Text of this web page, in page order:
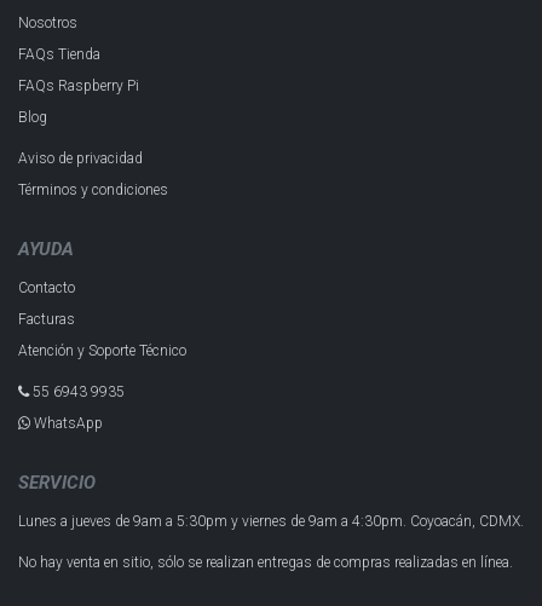
Nosotros
FAQs Tienda
FAQs Raspberry Pi
Blog
Aviso de privacidad
Términos y condiciones
AYUDA
Contacto
Facturas
Atención y Soporte Técnico
55 6943 993​5
WhatsApp
SERVICIO
Lunes a jueves de 9am a 5:30pm y viernes de 9am a 4:30pm. Coyoacán, CDMX.
No hay venta en sitio, sólo se realizan entregas de compras realizadas en línea.